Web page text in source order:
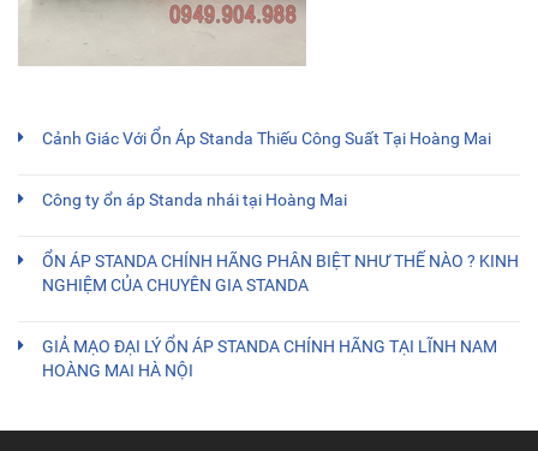
Cảnh Giác Với Ổn Áp Standa Thiếu Công Suất Tại Hoàng Mai
Công ty ổn áp Standa nhái tại Hoàng Mai
ỔN ÁP STANDA CHÍNH HÃNG PHÂN BIỆT NHƯ THẾ NÀO ? KINH
NGHIỆM CỦA CHUYÊN GIA STANDA
GIẢ MẠO ĐẠI LÝ ỔN ÁP STANDA CHÍNH HÃNG TẠI LĨNH NAM
HOÀNG MAI HÀ NỘI